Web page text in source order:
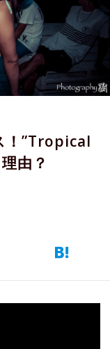
！”Tropical
由？